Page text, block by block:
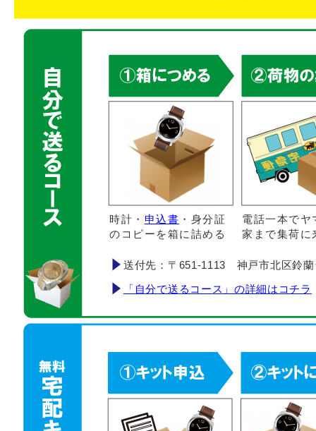
時計・ 申込書 ・身分証
のコピーを箱に詰める
電話一本でヤ
家まで集荷に
送付先：〒651-1113 神戸市北区鈴
「自分で送るコース」の詳細はコチラ